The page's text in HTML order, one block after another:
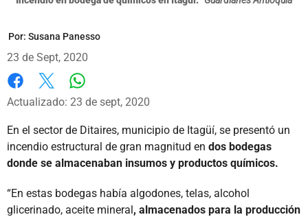
Por: Susana Panesso
23 de Sept, 2020
Facebook
X
Actualizado: 23 de sept, 2020
En el sector de Ditaires, municipio de Itagüí, se presentó un
incendio estructural de gran magnitud en dos bodegas
donde se almacenaban insumos y productos químicos.
“En estas bodegas había algodones, telas, alcohol
glicerinado, aceite mineral, almacenados para la producción